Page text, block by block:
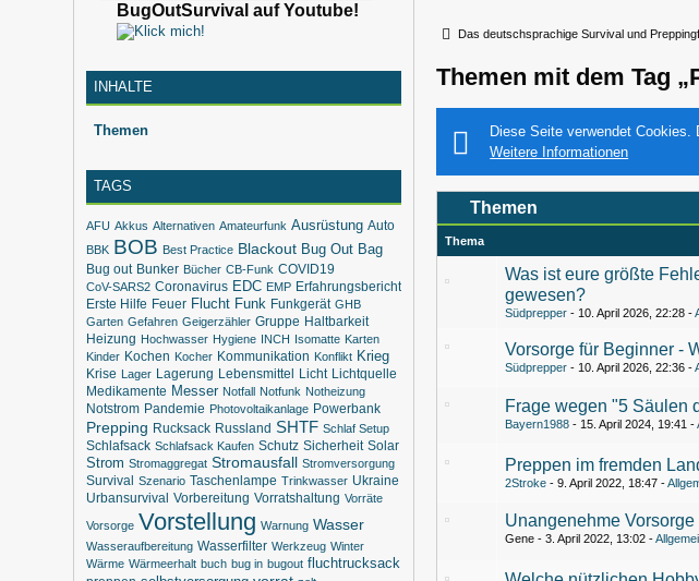
BugOutSurvival auf Youtube!
INHALTE
Themen
TAGS
AFU Akkus Alternativen Amateurfunk Ausrüstung Auto
BBK BOB Best Practice Blackout Bug Out Bag
Bug out Bunker Bücher CB-Funk COVID19
CoV-SARS2 Coronavirus EDC EMP Erfahrungsbericht
Erste Hilfe Feuer Flucht Funk Funkgerät GHB
Garten Gefahren Geigerzähler Gruppe Haltbarkeit
Heizung Hochwasser Hygiene INCH Isomatte Karten
Kinder Kochen Kocher Kommunikation Konflikt Krieg
Krise Lager Lagerung Lebensmittel Licht Lichtquelle
Medikamente Messer Notfall Notfunk Notheizung
Notstrom Pandemie Photovoltaikanlage Powerbank
Prepping Rucksack Russland SHTF Schlaf Setup
Schlafsack Schlafsack Kaufen Schutz Sicherheit Solar
Strom Stromaggregat Stromausfall Stromversorgung
Survival Szenario Taschenlampe Trinkwasser Ukraine
Urbansurvival Vorbereitung Vorratshaltung Vorräte
Vorsorge Vorstellung Warnung Wasser
Wasseraufbereitung Wasserfilter Werkzeug Winter
Wärme Wärmeerhalt buch bug in bugout fluchtrucksack
Das deutschsprachige Survival und Preppingforum
Themen mit dem Tag
Diese Seite verwendet
Weitere Informationen
Themen
Thema
Was ist eure größte
gewesen?
Südprepper 10. April 2026, 22:28
Vorsorge für Beginner -
Südprepper 10. April 2026, 22:36
Frage wegen "5 Säulen
Bayern1988 15. April 2024, 19:41
Preppen im fremden
2Stroke 9. April 2022, 18:47
Unangenehme Vorsorge
Gene 3. April 2022, 13:02